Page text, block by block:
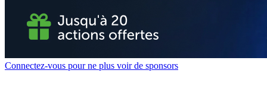
Connectez-vous pour ne plus voir de sponsors